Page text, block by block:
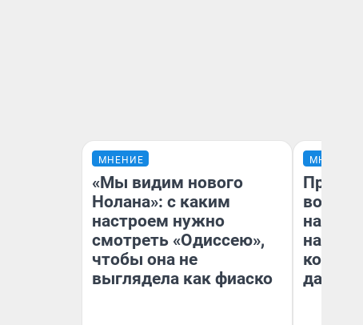
МНЕНИЕ
«Мы видим нового
Нолана»: с каким
настроем нужно
смотреть «Одиссею»,
чтобы она не
выглядела как фиаско
МНЕНИЕ
нам
даже